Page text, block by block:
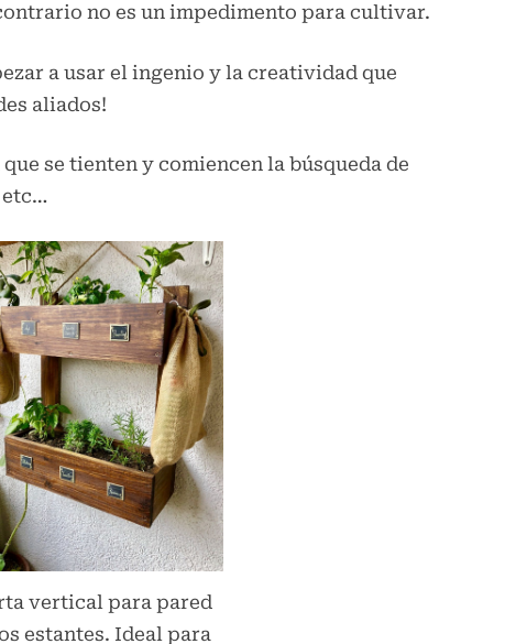
no es un impedimento para cultivar.
a usar el ingenio y la creatividad que
aliados!
se tienten y comiencen la búsqueda de
etc…
vertical para pared
estantes. Ideal para